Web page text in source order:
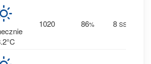
1020 86% 8 SSE